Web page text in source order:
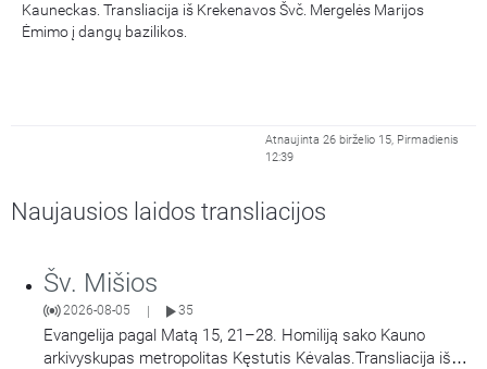
Kauneckas. Transliacija iš Krekenavos Švč. Mergelės Marijos
Ėmimo į dangų bazilikos.
Atnaujinta 26 birželio 15, Pirmadienis
12:39
Naujausios laidos transliacijos
Šv. Mišios
2026-08-05 35
Evangelija pagal Matą 15, 21–28. Homiliją sako Kauno
arkivyskupas metropolitas Kęstutis Kėvalas.Transliacija iš